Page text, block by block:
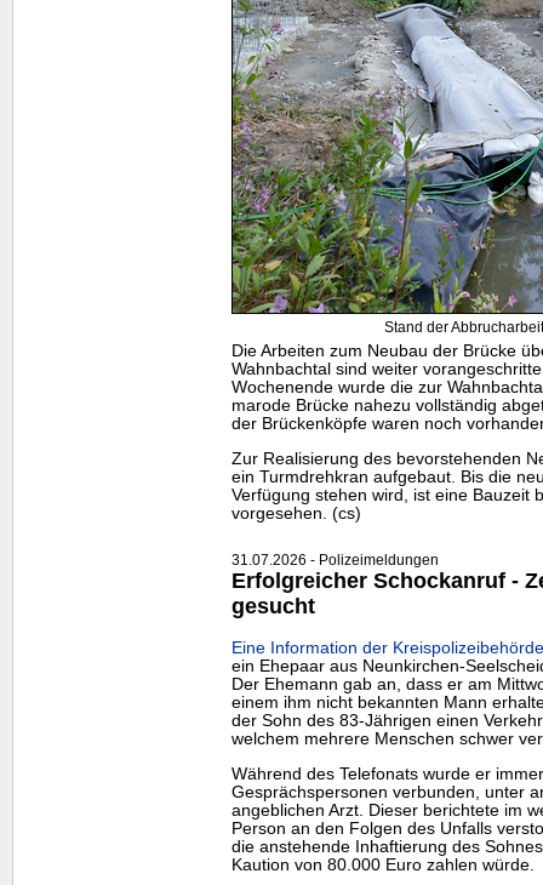
Stand der
Die Arbeiten zum Neubau der Brücke
Wahnbachtal sind weiter
Wochenende wurde die zur
marode Brücke nahezu vollständig
der Brückenköpfe waren noch
Zur Realisierung des bevorstehenden
ein Turmdrehkran aufgebaut. Bis die
Verfügung stehen wird, ist eine Bauzeit
vorgesehen. (cs)
31.07.2026 - Polizeimeldungen
Erfolgreicher Schockanruf -
gesucht
Eine Information der
ein Ehepaar aus Neunkirchen-
Der Ehemann gab an, dass er am
einem ihm nicht bekannten Mann
der Sohn des 83-Jährigen einen
welchem mehrere Menschen schwer
Während des Telefonats wurde er
Gesprächspersonen verbunden, unter
angeblichen Arzt. Dieser berichtete im
Person an den Folgen des Unfalls
die anstehende Inhaftierung des
Kaution von 80.000 Euro zahlen würde.